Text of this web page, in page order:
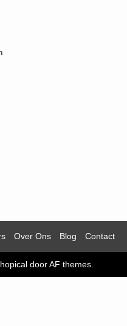
Over Ons Blog Contact
door AF themes.